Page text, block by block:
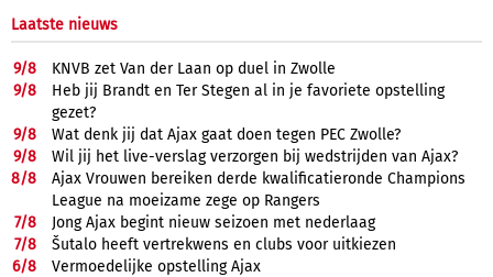
Laatste nieuws
9/8
KNVB zet Van der Laan op duel in Zwolle
9/8
Heb jij Brandt en Ter Stegen al in je favoriete opstelling
gezet?
9/8
Wat denk jij dat Ajax gaat doen tegen PEC Zwolle?
9/8
Wil jij het live-verslag verzorgen bij wedstrijden van Ajax?
8/8
Ajax Vrouwen bereiken derde kwalificatieronde Champions
League na moeizame zege op Rangers
7/8
Jong Ajax begint nieuw seizoen met nederlaag
7/8
Šutalo heeft vertrekwens en clubs voor uitkiezen
6/8
Vermoedelijke opstelling Ajax